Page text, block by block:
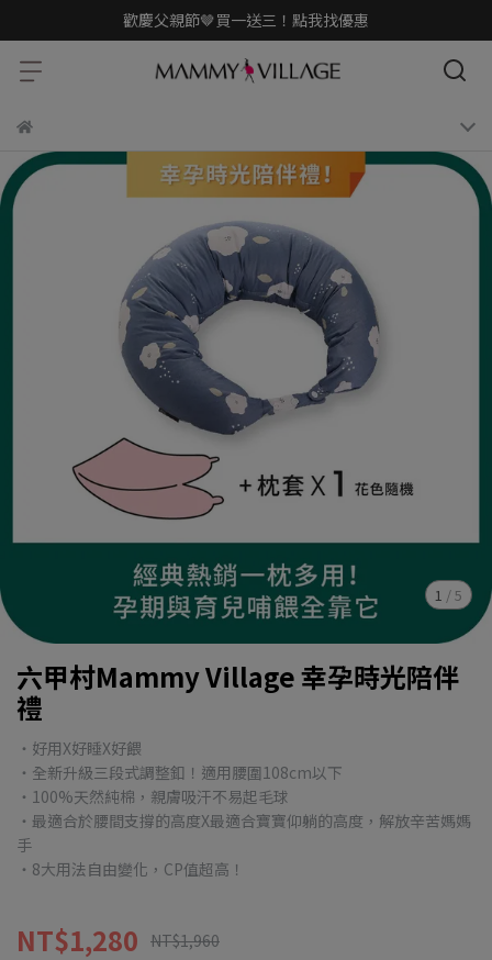
歡慶父親節🤎買一送三！點我找優惠
1 /5
六甲村Mammy Village 幸孕時光陪伴
禮
・好用X好睡X好餵
・全新升級三段式調整釦！適用腰圍108cm以下
・100%天然純棉，親膚吸汗不易起毛球
・最適合於腰間支撐的高度X最適合寶寶仰躺的高度，解放辛苦媽媽
手
・8大用法自由變化，CP值超高！
NT$1,280 NT$1,960